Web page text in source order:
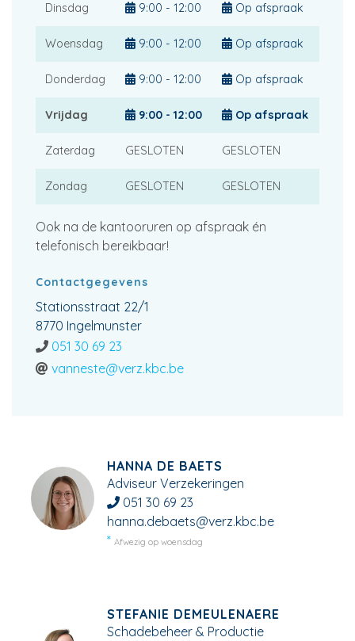
Dinsdag 9:00 - 12:00 Op afspraak
Woensdag 9:00 - 12:00 Op afspraak
Donderdag 9:00 - 12:00 Op afspraak
Vrijdag 9:00 - 12:00 Op afspraak
Zaterdag GESLOTEN GESLOTEN
Zondag GESLOTEN GESLOTEN
Ook na de kantooruren op afspraak én
telefonisch bereikbaar!
Contactgegevens
Stationsstraat 22/1
8770 Ingelmunster
051 30 69 23
vanneste@verz.kbc.be
HANNA DE BAETS
Adviseur Verzekeringen
051 30 69 23
hanna.debaets@verz.kbc.be
Afwezig op woensdag
STEFANIE DEMEULENAERE
Schadebeheer & Productie